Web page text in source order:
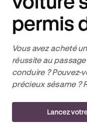
permis
Vous avez acheté
réussite au
conduire ? Pouvez-
précieux sésame ?
Lancez